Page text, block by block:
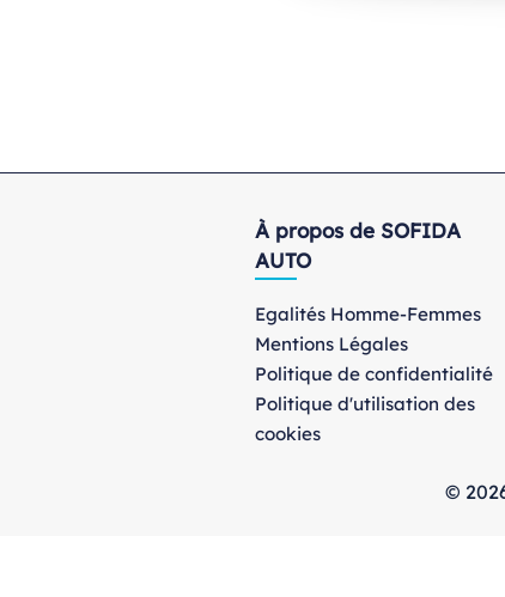
À propos de SOFIDA
AUTO
Egalités Homme-Femmes
Mentions Légales
Politique de confidentialité
Politique d'utilisation des
cookies
©